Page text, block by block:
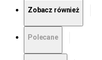
Zobacz również
Polecane